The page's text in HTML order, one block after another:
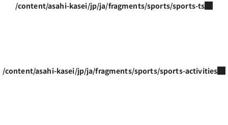
/content/asahi-kasei/jp/ja/fragments/sports/sports-ts
/content/asahi-kasei/jp/ja/fragments/sports/sports-activities